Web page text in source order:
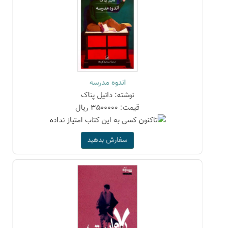
اندوه مدرسه
نوشته: دانیل پناک
قیمت: 3500000 ریال
سفارش بدهید